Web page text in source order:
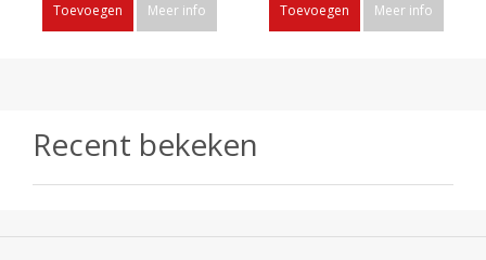
Toevoegen Meer info Toevoegen Meer info
Recent bekeken